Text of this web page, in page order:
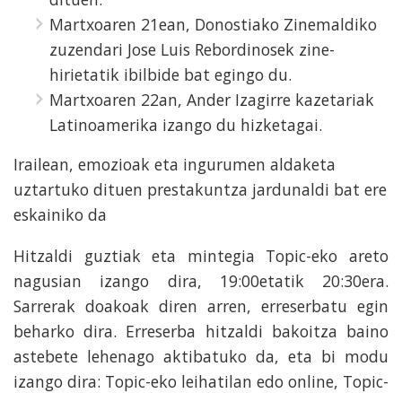
Martxoaren 21ean, Donostiako Zinemaldiko
zuzendari Jose Luis Rebordinosek zine-
hirietatik ibilbide bat egingo du.
Martxoaren 22an, Ander Izagirre kazetariak
Latinoamerika izango du hizketagai.
Irailean, emozioak eta ingurumen aldaketa
uztartuko dituen prestakuntza jardunaldi bat ere
eskainiko da
Hitzaldi guztiak eta mintegia Topic-eko areto
nagusian izango dira, 19:00etatik 20:30era.
Sarrerak doakoak diren arren, erreserbatu egin
beharko dira. Erreserba hitzaldi bakoitza baino
astebete lehenago aktibatuko da, eta bi modu
izango dira: Topic-eko leihatilan edo online, Topic-